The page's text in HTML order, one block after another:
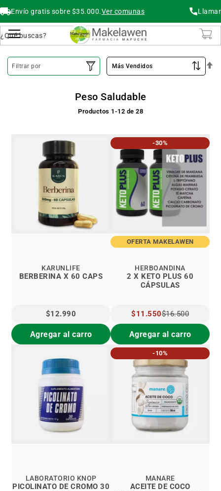
Envío gratis sobre $35.000.Ver comunas Llamar
Peso Saludable
Productos 1 -12 de 28
BERBERINA X 60 CAPS
KARUNLIFE
$12.990
Agregar al carro
-30%
OFERTA MAKELAWEN
2 X KETO PLUS 60
CÁPSULAS
HERBOANDINA
PRECIO
ESPECIAL
$11.550$16.500
Agregar al carro
PICOLINATO DE CROMO 30
LABORATORIO KNOP
-10%
ACEITE DE COCO
MANARE
Filtrar por